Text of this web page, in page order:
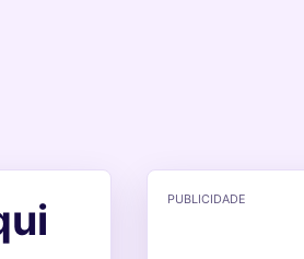
PUBLICIDADE